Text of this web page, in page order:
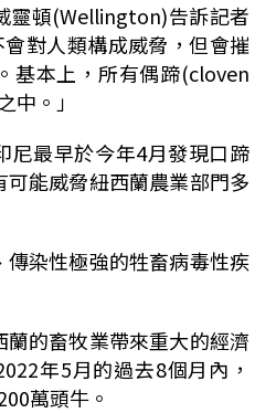
靈頓(Wellington)告訴記者
對人類構成威脅，但會摧
基本上，所有偶蹄(cloven
中。」
尼最早於今年4月發現口蹄
能威脅紐西蘭農業部門多
傳染性極強的牲畜病毒性疾
的畜牧業帶來重大的經濟
年5月的過去8個月內，
萬頭牛。